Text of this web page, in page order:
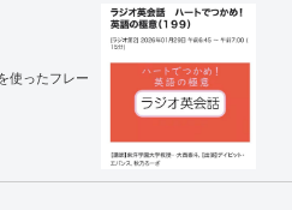
使ったフレー